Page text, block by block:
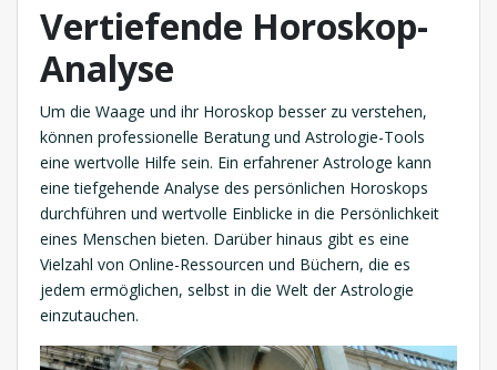
Vertiefende Horoskop-
Analyse
Um die Waage und ihr Horoskop besser zu verstehen,
können professionelle Beratung und Astrologie-Tools
eine wertvolle Hilfe sein. Ein erfahrener Astrologe kann
eine tiefgehende Analyse des persönlichen Horoskops
durchführen und wertvolle Einblicke in die Persönlichkeit
eines Menschen bieten. Darüber hinaus gibt es eine
Vielzahl von Online-Ressourcen und Büchern, die es
jedem ermöglichen, selbst in die Welt der Astrologie
einzutauchen.